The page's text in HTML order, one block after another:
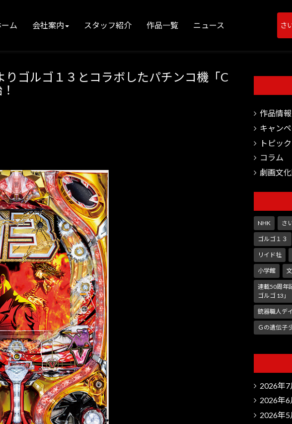
ーム 会社案内 スタッフ紹介 作品一覧 ニュース さ
ゴルゴ１３とコラボしたパチンコ機「C
作品情報
キャン
トピッ
コラム
劇画文
NHK さ
ゴルゴ１３
リイド社
小学館
連載50周年
ゴルゴ 13」
銃器職人デ
Ｇの遺伝子
2026年7
2026年6
2026年5